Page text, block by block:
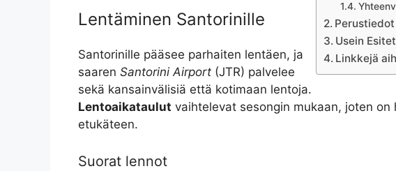
Usein
Linkkejä
Lentäminen Santorinille
Santorinille pääsee parhaiten lentäen, ja
saaren Santorini Airport (JTR) palvelee
sekä kansainvälisiä että kotimaan lentoja.
Lentoaikataulut vaihtelevat sesongin mukaan, joten
etukäteen.
Suorat lennot